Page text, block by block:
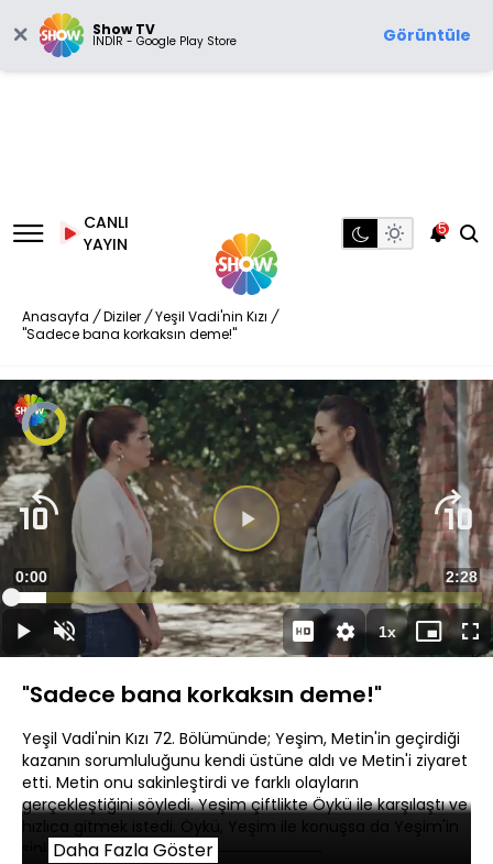
Show TV
İNDİR - Google Play Store Görüntüle
CANLI
YAYIN
5
Anasayfa / Diziler / Yeşil Vadi'nin Kızı /
"Sadece bana korkaksın deme!"
Video
Oynatıcısı
yükleniyor.
Videoyu
Oynat
OynatSesi
Aç
Süre
0:00
Süre
2:28
Yüklendi:
7.38%
1xOynatma
Hızı
Mini
oynatıcı
"Sadece bana korkaksın deme!"
Yeşil Vadi'nin Kızı 72. Bölümünde; Yeşim, Metin'in geçirdiği
kazanın sorumluluğunu kendi üstüne aldı ve Metin'i ziyaret
etti. Metin onu sakinleştirdi ve farklı olayların
gerçekleştiğini söyledi. Yeşim çiftlikte Öykü ile karşılaştı ve
hızlıca gitmek istedi. Öykü, Yeşim ile konuşsa da Yeşim'in
sinirini dindiremedi.
Daha Fazla Göster